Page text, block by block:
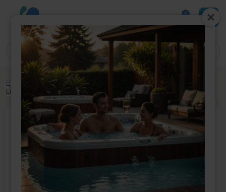
0
Home Whirlpool-Teile Sensoren
Limit Probe (Boxed End)